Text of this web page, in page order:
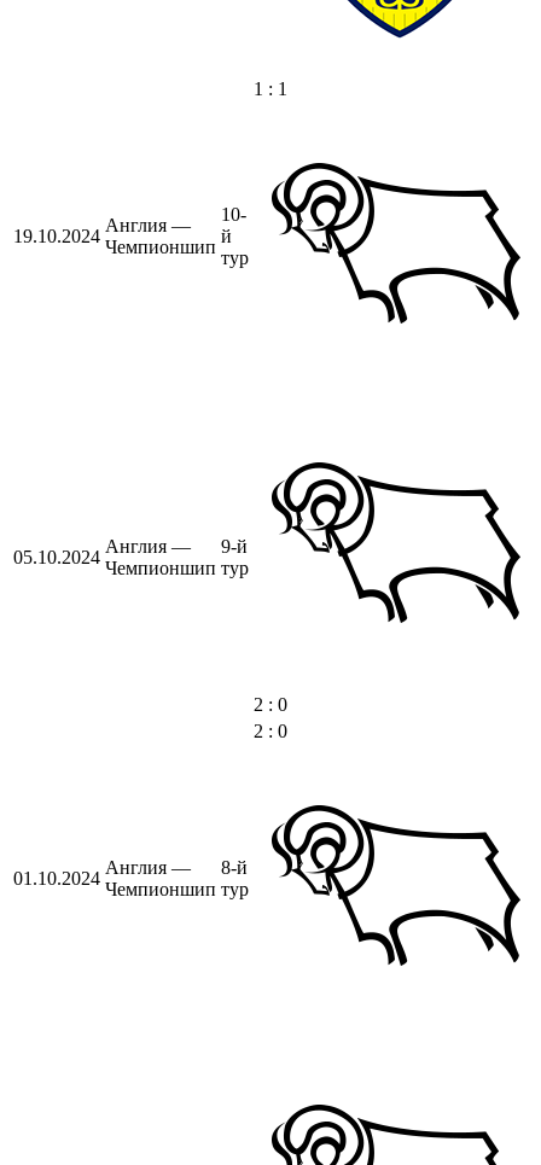
19.10.2024
Англия —
Чемпионшип
10-
й
тур
1 : 1
05.10.2024
Англия —
Чемпионшип
9-й
тур
2 : 0
01.10.2024
Англия —
Чемпионшип
8-й
тур
2 : 0